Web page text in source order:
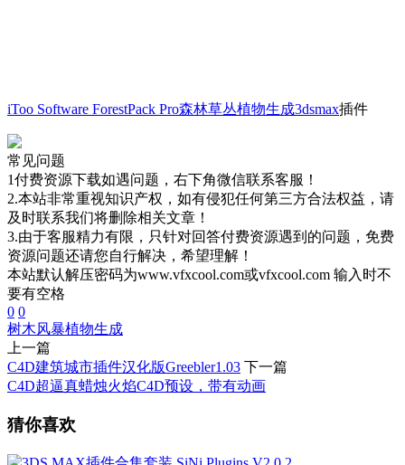
iToo Software ForestPack Pro森林草丛植物生成3dsmax插件
常见问题
1付费资源下载如遇问题，右下角微信联系客服！
2.本站非常重视知识产权，如有侵犯任何第三方合法权益，请
及时联系我们将删除相关文章！
3.由于客服精力有限，只针对回答付费资源遇到的问题，免费
资源问题还请您自行解决，希望理解！
本站默认解压密码为www.vfxcool.com或vfxcool.com 输入时不
要有空格
0 0
树木风暴植物生成
上一篇
C4D建筑城市插件汉化版Greebler1.03 下一篇
C4D超逼真蜡烛火焰C4D预设，带有动画
猜你喜欢